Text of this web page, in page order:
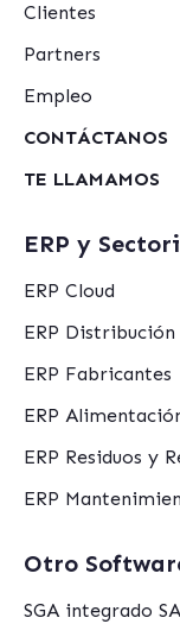
Clientes
Partners
Empleo
CONTÁCTANOS
TE LLAMAMOS
ERP y
ERP Cloud
ERP Distribución
ERP Fabricantes
ERP
ERP Residuos y
ERP
Otro
SGA integrado